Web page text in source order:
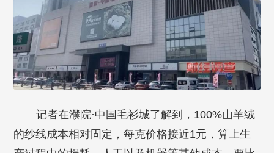
记者在濮院·中国毛衫城了解到，100%山羊绒
的纱线成本相对固定，每克价格接近1元，算上生